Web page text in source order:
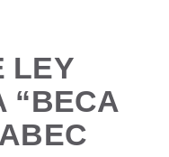
LEY
“BECA